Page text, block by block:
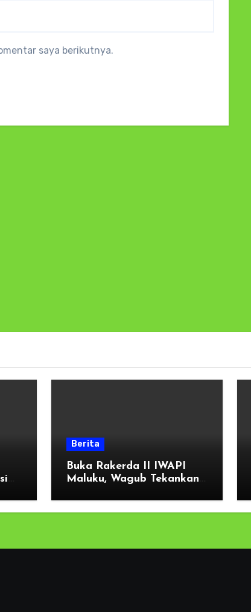
saya berikutnya.
Berita
Buka Rakerda II IWAPI
Maluku, Wagub Tekankan
Akses Perbankan bagi